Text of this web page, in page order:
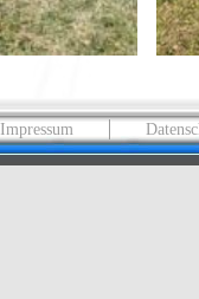
Impressum